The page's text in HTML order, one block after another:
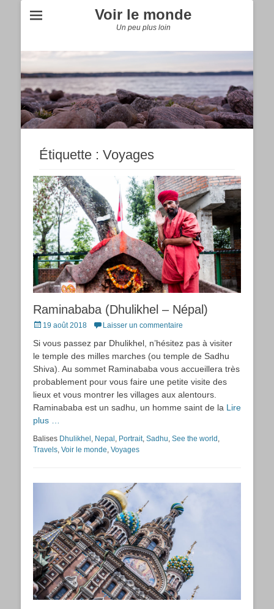
Voir le monde
Un peu plus loin
Étiquette : Voyages
Raminababa (Dhulikhel – Népal)
Posted
19 août 2018 Laisser un commentaire
Si vous passez par Dhulikhel, n’hésitez pas à visiter
le temple des milles marches (ou temple de Sadhu
Shiva). Au sommet Raminababa vous accueillera très
probablement pour vous faire une petite visite des
lieux et vous montrer les villages aux alentours.
Raminababa est un sadhu, un homme saint de la Lire
plus …
Balises Dhulikhel , Nepal , Portrait, Sadhu, See the world ,
Travels, Voir le monde, Voyages